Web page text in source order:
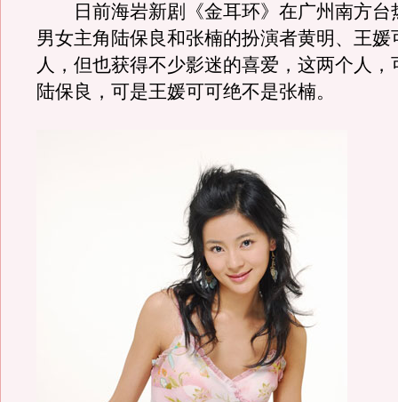
日前海岩新剧《金耳环》在广州南方台
男女主角陆保良和张楠的扮演者黄明、王媛
人，但也获得不少影迷的喜爱，这两个人，
陆保良，可是王媛可可绝不是张楠。